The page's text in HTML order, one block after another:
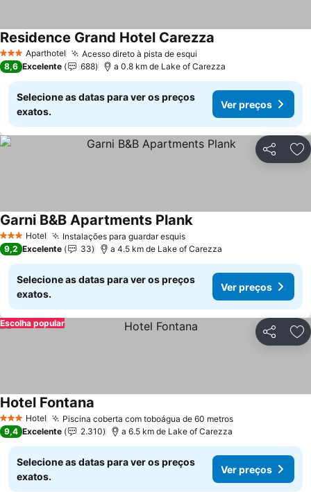
3 EstrelasAparthotel Acesso direto à pista de esqui
Residence Grand Hotel Carezza
8,6 Excelente 688 a 0.8 km de Lake of Carezza
Selecione as datas para ver os preços
exatos.
Ver preços
Partilhar
3 EstrelasHotel Instalações para guardar esquisVer preços
Garni B&B Apartments PlankVer preços
9,2 Excelente 33 a 4.5 km de Lake of Carezza
Selecione as datas para ver os preços
exatos.
Ver preços
Partilhar
Escolha popular
3 EstrelasHotel Piscina coberta com toboágua de 60 metrosVer preços
Hotel Fontana
9,4 Excelente 2.310 a 6.5 km de Lake of Carezza
Selecione as datas para ver os preços
exatos.
Ver preços